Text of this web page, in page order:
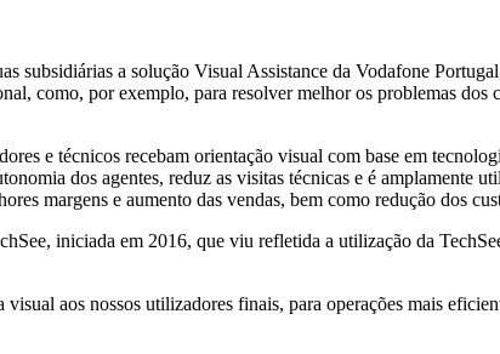
subsidiárias a solução Visual Assistance da Vodafone
como, por exemplo, para resolver melhor os problemas dos
e técnicos recebam orientação visual com base em
dos agentes, reduz as visitas técnicas e é amplamente
margens e aumento das vendas, bem como redução dos
iniciada em 2016, que viu refletida a utilização da
aos nossos utilizadores finais, para operações mais